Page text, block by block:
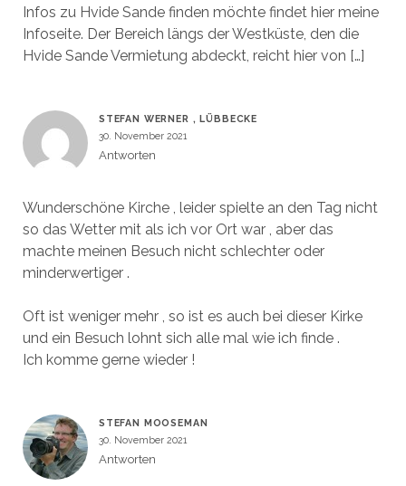
Infos zu Hvide Sande finden möchte findet hier meine
Infoseite. Der Bereich längs der Westküste, den die
Hvide Sande Vermietung abdeckt, reicht hier von […]
STEFAN WERNER , LÜBBECKE
30. November 2021
Antworten
Wunderschöne Kirche , leider spielte an den Tag nicht
so das Wetter mit als ich vor Ort war , aber das
machte meinen Besuch nicht schlechter oder
minderwertiger .
Oft ist weniger mehr , so ist es auch bei dieser Kirke
und ein Besuch lohnt sich alle mal wie ich finde .
Ich komme gerne wieder !
STEFAN MOOSEMAN
30. November 2021
Antworten